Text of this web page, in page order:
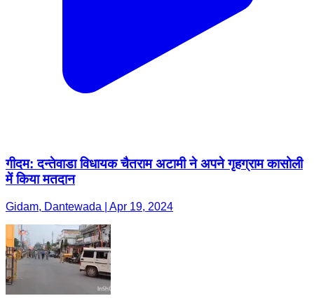
गीदम: दन्तेवाडा विधायक चैतराम अटामी ने अपने गृहग्राम कासोली
में किया मतदान
Gidam, Dantewada | Apr 19, 2024